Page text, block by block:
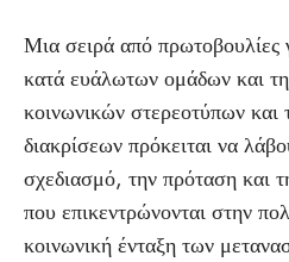
Μια σειρά από πρωτοβουλίες
κατά ευάλωτων ομάδων και
κοινωνικών στερεοτύπων και
διακρίσεων πρόκειται να
σχεδιασμό, την πρόταση και
που επικεντρώνονται στην
κοινωνική ένταξη των